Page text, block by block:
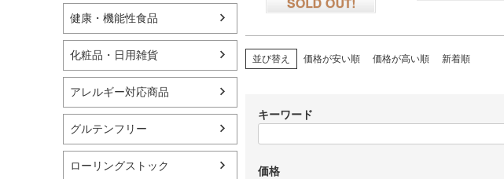
健康・機能性食品
化粧品・日用雑貨
アレルギー対応商品
グルテンフリー
ローリングストック
並び替え 価格が安い順 価格が高い順 新着順
キーワード
価格